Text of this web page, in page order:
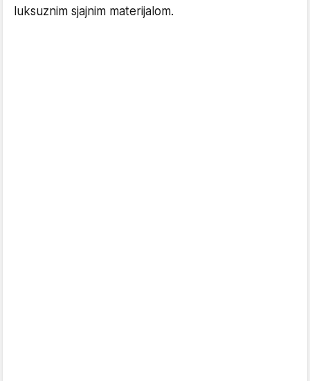
luksuznim sjajnim materijalom.